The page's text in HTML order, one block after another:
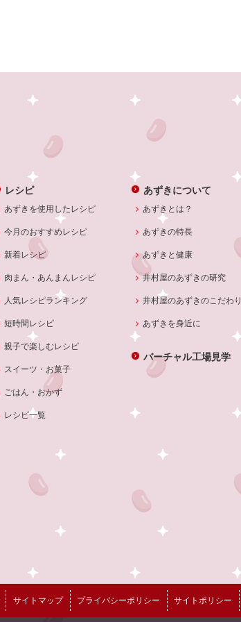
レシピ
あずきを使用したレシピ
今月のおすすめレシピ
新着レシピ
肉まん・あんまんレシピ
人気レシピランキング
短時間レシピ
親子で楽しむレシピ
スイーツ・お菓子
ごはん・おかず
レシピ一覧
あずきについて
あずきとは？
あずきの特長
あずきと健康
井村屋のあずきの研究
井村屋のあずきのこだわり
あずきを身近に
バーチャル工場見学
サイトマップ プライバシーポリシー サイトポリシー